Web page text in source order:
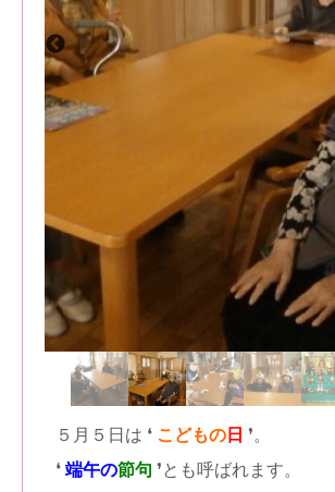
５月５日は ❛ こどもの 日 ❜。
❛ 端午の節句 ❜とも呼ばれます。